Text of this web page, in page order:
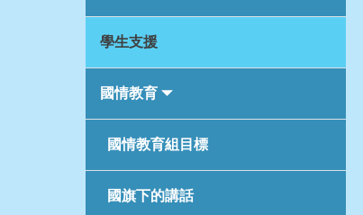
學生支援
國情教育
國情教育組目標
國旗下的講話